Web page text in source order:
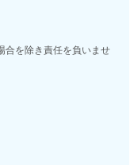
合を除き責任を負いませ